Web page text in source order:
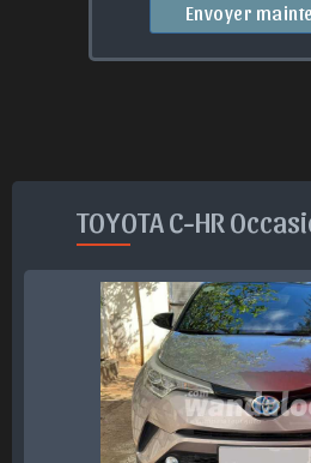
Envoyer
TOYOTA C-HR